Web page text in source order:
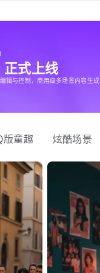
式上线
辑与控制，商用级多场景内容生成
版童趣 炫酷场景